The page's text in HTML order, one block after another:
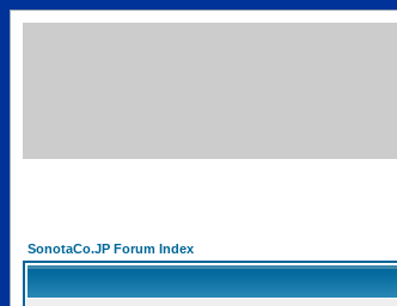
SonotaCo.JP Forum Index